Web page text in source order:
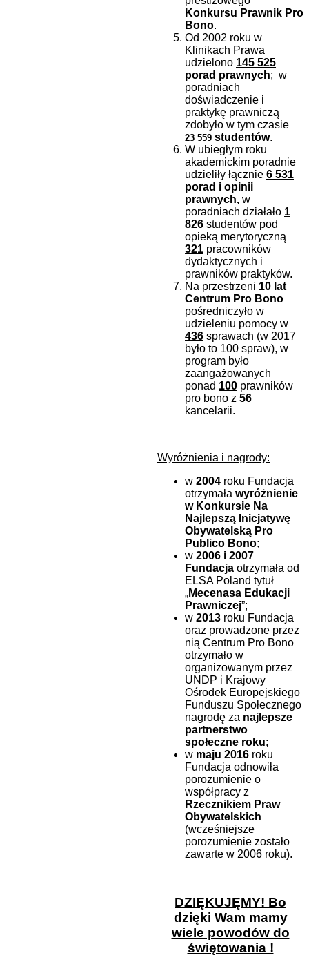
Konkursu Prawnik Pro
Bono.
Od 2002 roku w
Klinikach Prawa
udzielono 145 525
porad prawnych; w
poradniach
doświadczenie i
praktykę prawniczą
zdobyło w tym czasie
23 559 studentów.
W ubiegłym roku
akademickim poradnie
udzieliły łącznie 6 531
porad i opinii
prawnych, w
poradniach działało 1
826 studentów pod
opieką merytoryczną
321 pracowników
dydaktycznych i
prawników praktyków.
Na przestrzeni 10 lat
Centrum Pro Bono
pośredniczyło w
udzieleniu pomocy w
436 sprawach (w 2017
było to 100 spraw), w
program było
zaangażowanych
ponad 100 prawników
pro bono z 56
kancelarii.
Wyróżnienia i nagrody:
w 2004 roku Fundacja
otrzymała wyróżnienie
w Konkursie Na
Najlepszą Inicjatywę
Obywatelską Pro
Publico Bono;
w 2006 i 2007
Fundacja otrzymała od
ELSA Poland tytuł
„Mecenasa Edukacji
Prawniczej”;
w 2013 roku Fundacja
oraz prowadzone przez
nią Centrum Pro Bono
otrzymało w
organizowanym przez
UNDP i Krajowy
Ośrodek Europejskiego
Funduszu Społecznego
nagrodę za najlepsze
partnerstwo
społeczne roku;
w maju 2016 roku
Fundacja odnowiła
porozumienie o
współpracy z
Rzecznikiem Praw
Obywatelskich
(wcześniejsze
porozumienie zostało
zawarte w 2006 roku).
DZIĘKUJĘMY! Bo
dzięki Wam mamy
wiele powodów do
świętowania !